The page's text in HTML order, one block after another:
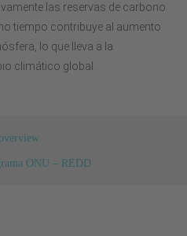
las reservas de carbono
tiempo contribuye al aumento
lo que lleva a la
climático global.
ONU – REDD